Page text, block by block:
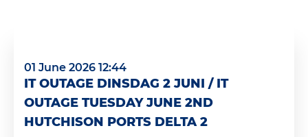
01 June 2026 12:44
IT OUTAGE DINSDAG 2 JUNI / IT
OUTAGE TUESDAY JUNE 2ND
HUTCHISON PORTS DELTA 2